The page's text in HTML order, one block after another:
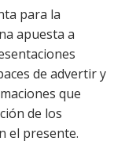
para la
apuesta a
de advertir y
que
de los
el presente.